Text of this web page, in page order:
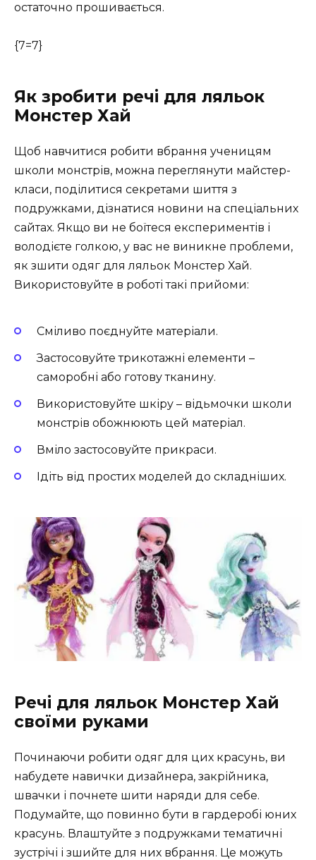
остаточно прошивається.
{7=7}
Як зробити речі для ляльок
Монстер Хай
Щоб навчитися робити вбрання ученицям
школи монстрів, можна переглянути майстер-
класи, поділитися секретами шиття з
подружками, дізнатися новини на спеціальних
сайтах. Якщо ви не боїтеся експериментів і
володієте голкою, у вас не виникне проблеми,
як зшити одяг для ляльок Монстер Хай.
Використовуйте в роботі такі прийоми:
Сміливо поєднуйте матеріали.
Застосовуйте трикотажні елементи –
саморобні або готову тканину.
Використовуйте шкіру – відьмочки школи
монстрів обожнюють цей матеріал.
Вміло застосовуйте прикраси.
Ідіть від простих моделей до складніших.
Речі для ляльок Монстер Хай
своїми руками
Починаючи робити одяг для цих красунь, ви
набудете навички дизайнера, закрійника,
швачки і почнете шити наряди для себе.
Подумайте, що повинно бути в гардеробі юних
красунь. Влаштуйте з подружками тематичні
зустрічі і зшийте для них вбрання. Це можуть